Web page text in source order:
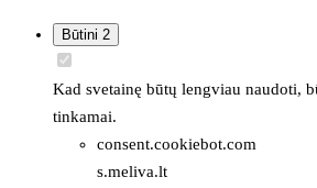
Būtini 2
Kad svetainę būtų lengviau naudoti,
tinkamai.
consent.cookiebot.com
s.meliva.lt